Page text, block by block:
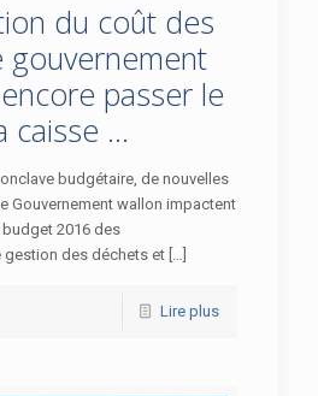
du coût des
gouvernement
passer le
caisse …
budgétaire, de nouvelles
Gouvernement wallon impactent
2016 des
des déchets et […]
Lire plus